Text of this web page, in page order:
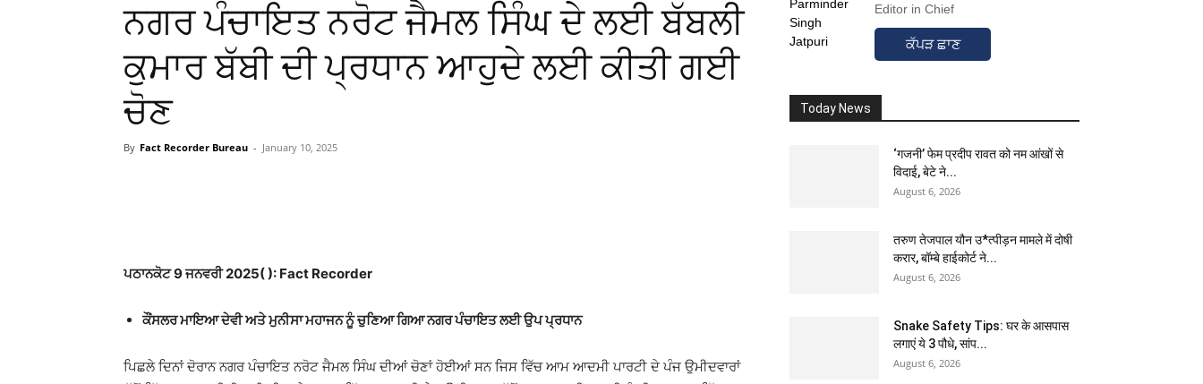
ਨਗਰ ਪੰਚਾਇਤ ਨਰੋਟ ਜੈਮਲ ਸਿੰਘ ਦੇ ਲਈ ਬੱਬਲੀ
ਕੁਮਾਰ ਬੱਬੀ ਦੀ ਪ੍ਰਧਾਨ ਆਹੁਦੇ ਲਈ ਕੀਤੀ ਗਈ
ਚੋਣ
By Fact Recorder Bureau - January 10, 2025
ਪਠਾਨਕੋਟ 9 ਜਨਵਰੀ 2025( ): Fact Recorder
ਕੌਂਸਲਰ ਮਾਇਆ ਦੇਵੀ ਅਤੇ ਮੁਨੀਸਾ ਮਹਾਜਨ ਨੂੰ ਚੁਣਿਆ ਗਿਆ ਨਗਰ ਪੰਚਾਇਤ ਲਈ ਉਪ ਪ੍ਰਧਾਨ
ਪਿਛਲੇ ਦਿਨਾਂ ਦੋਰਾਨ ਨਗਰ ਪੰਚਾਇਤ ਨਰੋਟ ਜੈਮਲ ਸਿੰਘ ਦੀਆਂ ਚੋਣਾਂ ਹੋਈਆਂ ਸਨ ਜਿਸ ਵਿੱਚ ਆਮ ਆਦਮੀ ਪਾਰਟੀ ਦੇ ਪੰਜ ਉਮੀਦਵਾਰਾਂ
Editor in Chief
ਕੱਪੜ ਛਾਣ
Today News
‘गजनी’ फेम प्रदीप रावत को नम आंखों से
विदाई, बेटे ने...
August 6, 2026
तरुण तेजपाल यौन उ*त्पीड़न मामले में दोषी
करार, बॉम्बे हाईकोर्ट ने...
August 6, 2026
Snake Safety Tips: घर के आसपास
लगाएं ये 3 पौधे, सांप...
August 6, 2026